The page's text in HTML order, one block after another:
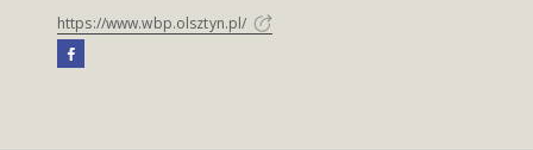
https://www.wbp.olsztyn.pl/